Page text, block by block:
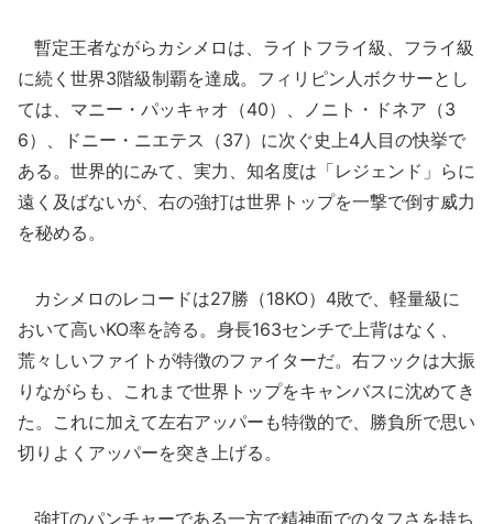
暫定王者ながらカシメロは、ライトフライ級、フライ級
に続く世界3階級制覇を達成。フィリピン人ボクサーとし
ては、マニー・パッキャオ（40）、ノニト・ドネア（3
6）、ドニー・ニエテス（37）に次ぐ史上4人目の快挙で
ある。世界的にみて、実力、知名度は「レジェンド」らに
遠く及ばないが、右の強打は世界トップを一撃で倒す威力
を秘める。
カシメロのレコードは27勝（18KO）4敗で、軽量級に
おいて高いKO率を誇る。身長163センチで上背はなく、
荒々しいファイトが特徴のファイターだ。右フックは大振
りながらも、これまで世界トップをキャンバスに沈めてき
た。これに加えて左右アッパーも特徴的で、勝負所で思い
切りよくアッパーを突き上げる。
強打のパンチャーである一方で精神面でのタフさを持ち